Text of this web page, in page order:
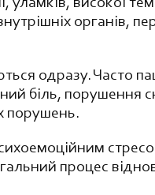
високої
органів,
одразу. Часто
біль, порушення
порушень.
процес